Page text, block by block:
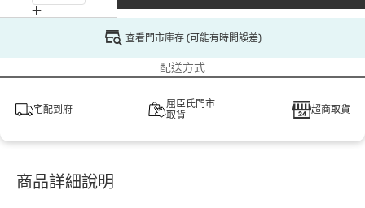
查看門市庫存 (可能有時間誤差)
配送方式
宅配到府
屈臣氏門市
取貨
超商取貨
商品詳細說明